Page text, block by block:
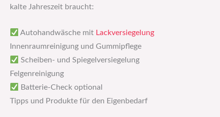
kalte Jahreszeit braucht:
Autohandwäsche mit Lackversiegelung
Innenraumreinigung und Gummipflege
Scheiben- und Spiegelversiegelung
Felgenreinigung
Batterie-Check optional
Tipps und Produkte für den Eigenbedarf